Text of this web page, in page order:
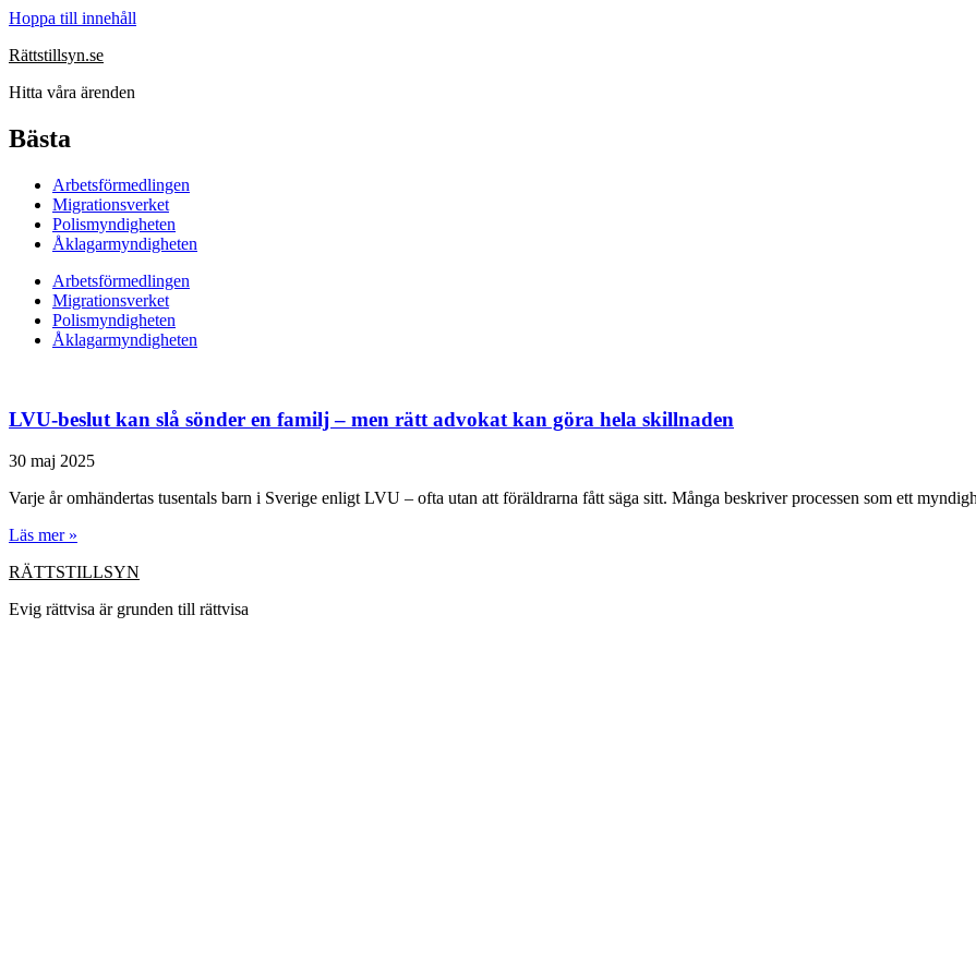
Hoppa till innehåll
Rättstillsyn.se
Hitta våra ärenden
Bästa
Arbetsförmedlingen
Migrationsverket
Polismyndigheten
Åklagarmyndigheten
Arbetsförmedlingen
Migrationsverket
Polismyndigheten
Åklagarmyndigheten
LVU-beslut kan slå sönder en familj – men rätt advokat kan göra hela skillnaden
30 maj 2025
Varje år omhändertas tusentals barn i Sverige enligt LVU – ofta utan att föräldrarna fått säga sitt. Många beskriver processen som ett
Läs mer »
RÄTTSTILLSYN
Evig rättvisa är grunden till rättvisa